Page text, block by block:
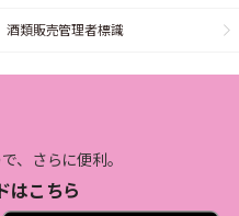
酒類販売管理者標識
、さらに便利。
はこちら